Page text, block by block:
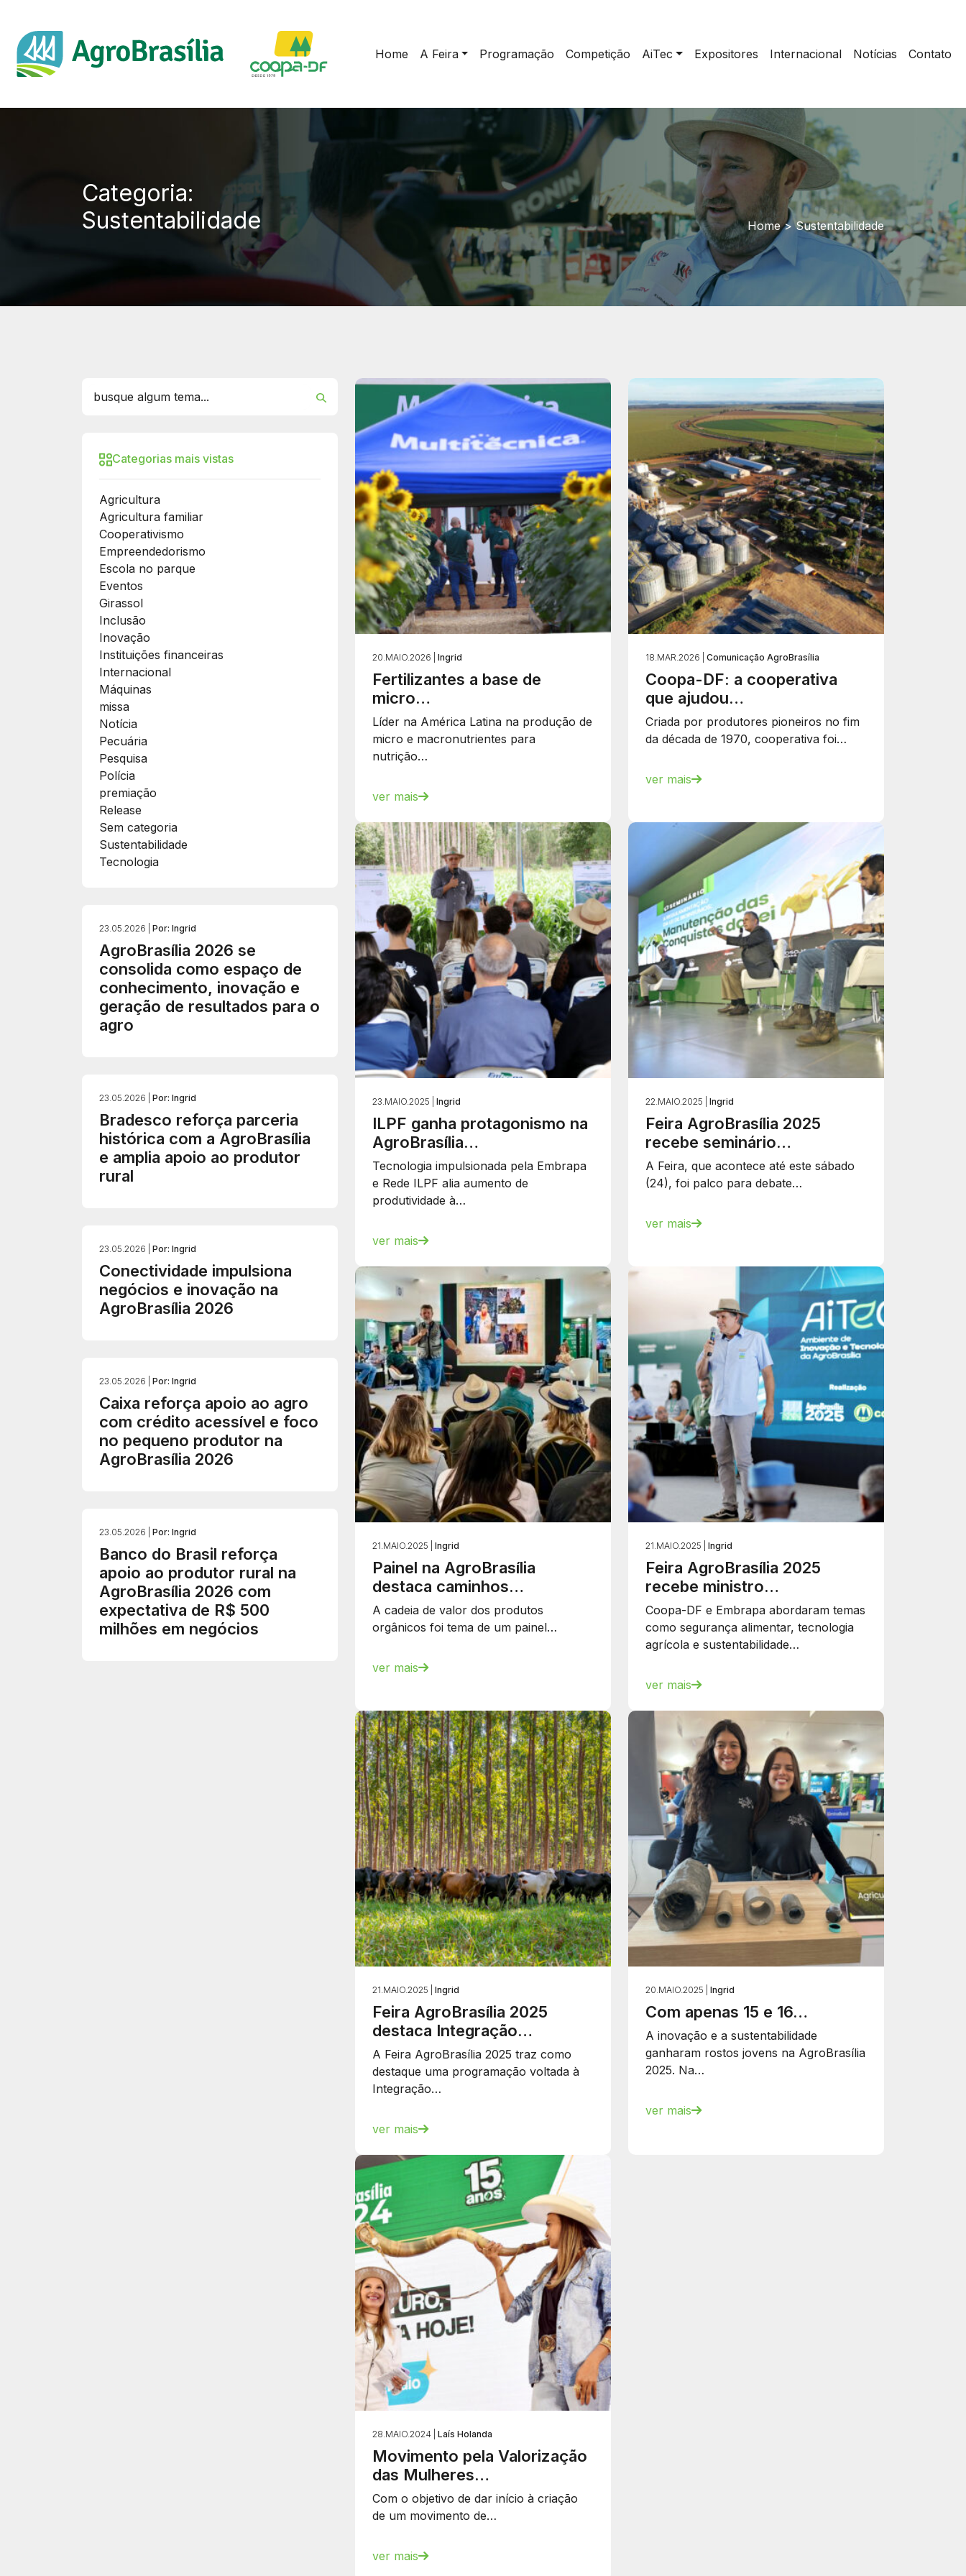
Home A Feira Programação Competição AiTec Expositores Internacional Notícias Contato
Categoria:
Sustentabilidade
Home > Sustentabilidade
Categorias mais vistas
Agricultura
Agricultura familiar
Cooperativismo
Empreendedorismo
Escola no parque
Eventos
Girassol
Inclusão
Inovação
Instituições financeiras
Internacional
Máquinas
missa
Notícia
Pecuária
Pesquisa
Polícia
premiação
Release
Sem categoria
Sustentabilidade
Tecnologia
23.05.2026 | Por: Ingrid
AgroBrasília 2026 se
consolida como espaço de
conhecimento, inovação e
geração de resultados para o
agro
23.05.2026 | Por: Ingrid
Bradesco reforça parceria
histórica com a AgroBrasília
e amplia apoio ao produtor
rural
23.05.2026 | Por: Ingrid
Conectividade impulsiona
negócios e inovação na
AgroBrasília 2026
23.05.2026 | Por: Ingrid
Caixa reforça apoio ao agro
com crédito acessível e foco
no pequeno produtor na
AgroBrasília 2026
23.05.2026 | Por: Ingrid
Banco do Brasil reforça
apoio ao produtor rural na
AgroBrasília 2026 com
expectativa de R$ 500
milhões em negócios
20.MAIO.2026 | Ingrid
Fertilizantes a base de
micro…
Líder na América Latina na produção de
micro e macronutrientes para
nutrição…
ver mais
18.MAR.2026 | Comunicação AgroBrasília
Coopa-DF: a cooperativa
que ajudou…
Criada por produtores pioneiros no fim
da década de 1970, cooperativa foi…
ver mais
23.MAIO.2025 | Ingrid
ILPF ganha protagonismo na
AgroBrasília…
Tecnologia impulsionada pela Embrapa
e Rede ILPF alia aumento de
produtividade à…
ver mais
22.MAIO.2025 | Ingrid
Feira AgroBrasília 2025
recebe seminário…
A Feira, que acontece até este sábado
(24), foi palco para debate…
ver mais
21.MAIO.2025 | Ingrid
Painel na AgroBrasília
destaca caminhos…
A cadeia de valor dos produtos
orgânicos foi tema de um painel…
ver mais
21.MAIO.2025 | Ingrid
Feira AgroBrasília 2025
recebe ministro…
Coopa-DF e Embrapa abordaram temas
como segurança alimentar, tecnologia
agrícola e sustentabilidade…
ver mais
21.MAIO.2025 | Ingrid
Feira AgroBrasília 2025
destaca Integração…
A Feira AgroBrasília 2025 traz como
destaque uma programação voltada à
Integração…
ver mais
20.MAIO.2025 | Ingrid
Com apenas 15 e 16…
A inovação e a sustentabilidade
ganharam rostos jovens na AgroBrasília
2025. Na…
ver mais
28.MAIO.2024 | Laís Holanda
Movimento pela Valorização
das Mulheres…
Com o objetivo de dar início à criação
de um movimento de…
ver mais